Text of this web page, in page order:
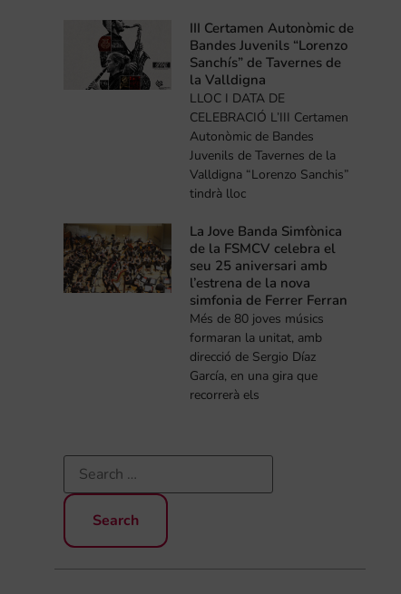
III Certamen Autonòmic de
Bandes Juvenils “Lorenzo
Sanchís” de Tavernes de
la Valldigna
LLOC I DATA DE
CELEBRACIÓ L’III Certamen
Autonòmic de Bandes
Juvenils de Tavernes de la
Valldigna “Lorenzo Sanchis”
tindrà lloc
La Jove Banda Simfònica
de la FSMCV celebra el
seu 25 aniversari amb
l’estrena de la nova
simfonia de Ferrer Ferran
Més de 80 joves músics
formaran la unitat, amb
direcció de Sergio Díaz
García, en una gira que
recorrerà els